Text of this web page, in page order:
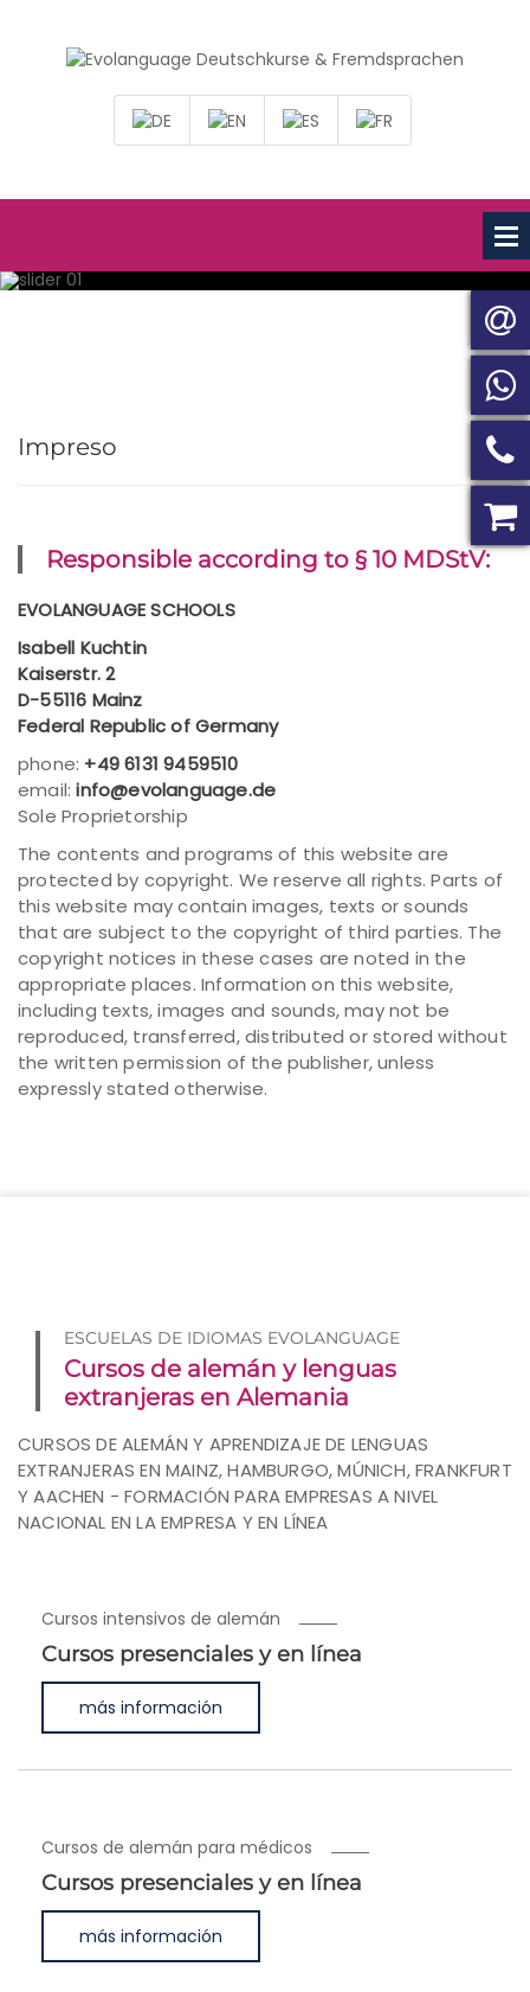
Impreso
Responsible according to § 10 MDStV:
EVOLANGUAGE SCHOOLS
Isabell Kuchtin
Kaiserstr. 2
D-55116 Mainz
Federal Republic of Germany
phone: +49 6131 9459510
email: info@evolanguage.de
Sole Proprietorship
The contents and programs of this website are
protected by copyright. We reserve all rights. Parts of
this website may contain images, texts or sounds
that are subject to the copyright of third parties. The
copyright notices in these cases are noted in the
appropriate places. Information on this website,
including texts, images and sounds, may not be
reproduced, transferred, distributed or stored without
the written permission of the publisher, unless
expressly stated otherwise.
ESCUELAS DE IDIOMAS EVOLANGUAGE
Cursos de alemán y lenguas
extranjeras en Alemania
CURSOS DE ALEMÁN Y APRENDIZAJE DE LENGUAS
EXTRANJERAS EN MAINZ, HAMBURGO, MÚNICH, FRANKFURT
Y AACHEN - FORMACIÓN PARA EMPRESAS A NIVEL
NACIONAL EN LA EMPRESA Y EN LÍNEA
Cursos intensivos de alemán
Cursos presenciales y en línea
más información
Cursos de alemán para médicos
Cursos presenciales y en línea
más información